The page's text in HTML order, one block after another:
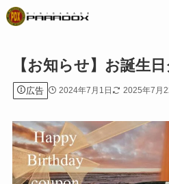
【お知らせ】お誕生
広告 2024年7月1日 2025年7月